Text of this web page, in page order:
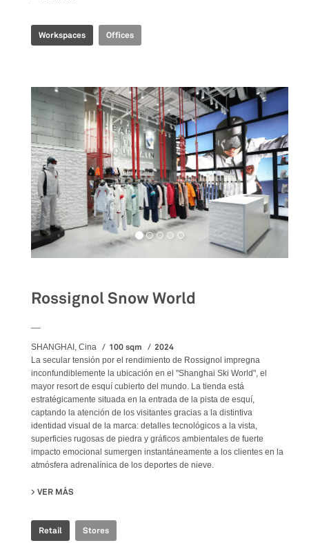
Workspaces Offices
Rossignol Snow World
SHANGHAI, Cina 100 sqm 2024
La secular tensión por el rendimiento de Rossignol impregna
inconfundiblemente la ubicación en el "Shanghai Ski World", el
mayor resort de esquí cubierto del mundo. La tienda está
estratégicamente situada en la entrada de la pista de esquí,
captando la atención de los visitantes gracias a la distintiva
identidad visual de la marca: detalles tecnológicos a la vista,
superficies rugosas de piedra y gráficos ambientales de fuerte
impacto emocional sumergen instantáneamente a los clientes en la
atmósfera adrenalínica de los deportes de nieve.
VER MÁS
Retail Stores